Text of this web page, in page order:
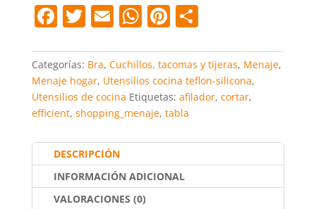
afilador
cantidad
F
c
e
b
o
k
T
itt
er
E
ai
l
W
at
s
A
p
p
Pi
er
e
st
C
m
p
ar
Categorías: Bra, Cuchillos, tacomas y tijeras, Menaje,
Menaje hogar, Utensilios cocina teflon-silicona,
Utensilios de cocina Etiquetas: afilador, cortar,
efficient, shopping_menaje, tabla
DESCRIPCIÓN
INFORMACIÓN ADICIONAL
VALORACIONES (0)